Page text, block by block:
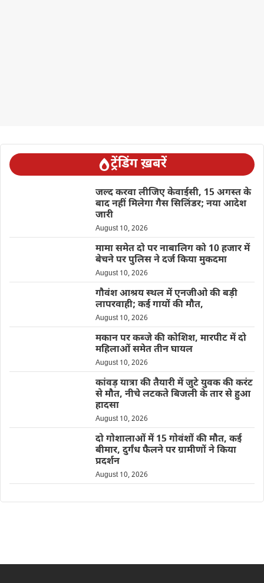
ट्रेंडिंग ख़बरें
जल्द करवा लीजिए केवाईसी, 15 अगस्त के
बाद नहीं मिलेगा गैस सिलिंडर; नया आदेश
जारी
August 10, 2026
मामा समेत दो पर नाबालिग को 10 हजार में
बेचने पर पुलिस ने दर्ज किया मुकदमा
August 10, 2026
गौवंश आश्रय स्थल में एनजीओ की बड़ी
लापरवाही; कई गायों की मौत,
August 10, 2026
मकान पर कब्जे की कोशिश, मारपीट में दो
महिलाओं समेत तीन घायल
August 10, 2026
कांवड़ यात्रा की तैयारी में जुटे युवक की करंट
से मौत, नीचे लटकते बिजली के तार से हुआ
हादसा
August 10, 2026
दो गोशालाओं में 15 गोवंशों की मौत, कई
बीमार, दुर्गंध फैलने पर ग्रामीणों ने किया
प्रदर्शन
August 10, 2026